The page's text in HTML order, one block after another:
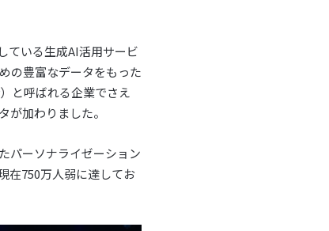
ている生成AI活用サービ
の豊富なデータをもった
と呼ばれる企業でさえ
が加わりました。
パーソナライゼーション
在750万人弱に達してお